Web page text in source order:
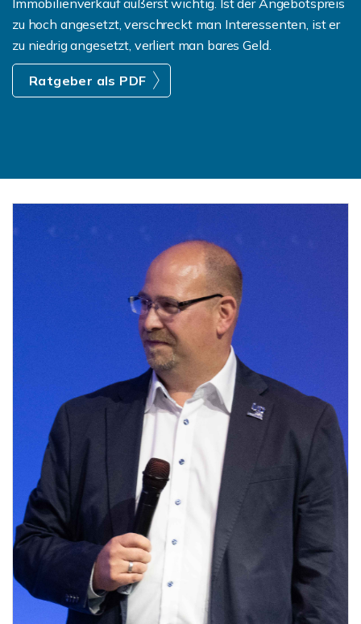
zu hoch angesetzt, verschreckt man Interessenten, ist er
zu niedrig angesetzt, verliert man bares Geld.
Ratgeber als PDF